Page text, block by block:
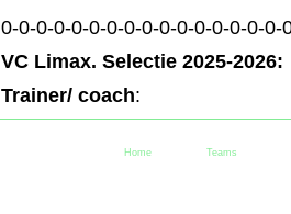
0-0-0-0-0-0-0-0-0-0-0-0-0-0-0-
VC Limax. Selectie 2025-2026:
Trainer/ coach:
Home Teams